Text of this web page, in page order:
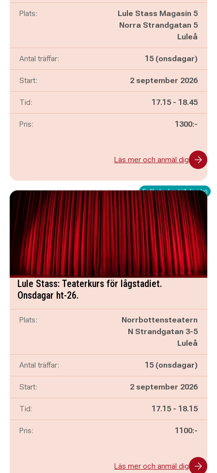
Plats:
Lule Stass Magasin 5
Norra Strandgatan 5
Luleå
Antal träffar: 15 (onsdagar)
Start: 2 september 2026
Tid: Pågår mellan
17.15 - och
18.45
Pris: 1300:-
Läs mer och anmäl dig
Fullbokad - ställ dig i kö
Lule Stass: Teaterkurs för lågstadiet.
Onsdagar ht-26.
Plats:
Norrbottensteatern
N Strandgatan 3-5
Luleå
Antal träffar: 15 (onsdagar)
Start: 2 september 2026
Tid: Pågår mellan
17.15 - och
18.15
Pris: 1100:-
Läs mer och anmäl dig